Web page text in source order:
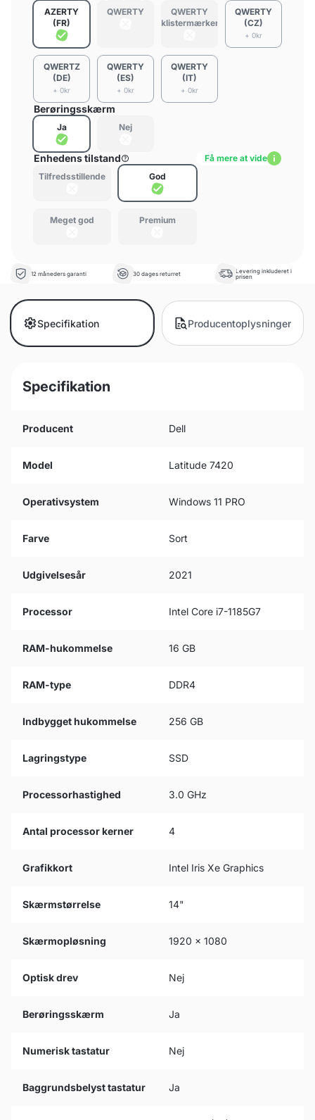
AZERTY
(FR)
QWERTY
QWERTY
(klistermærker)
QWERTY
(CZ)
+ 0kr
QWERTZ
(DE)
+ 0kr
QWERTY
(ES)
+ 0kr
QWERTY
(IT)
+ 0kr
Berøringsskærm
Ja Nej
Enhedens tilstand
Få mere at vide
Tilfredsstillende
God
Meget god Premium
12 måneders garanti 30 dages returret
Levering inkluderet i
prisen
Specifikation Producentoplysninger
Specifikation
Producent Dell
Model Latitude 7420
Operativsystem Windows 11 PRO
Farve Sort
Udgivelsesår 2021
Processor Intel Core i7-1185G7
RAM-hukommelse 16 GB
RAM-type DDR4
Indbygget hukommelse 256 GB
Lagringstype SSD
Processorhastighed 3.0 GHz
Antal processor kerner 4
Grafikkort Intel Iris Xe Graphics
Skærmstørrelse 14"
Skærmopløsning 1920 x 1080
Optisk drev Nej
Berøringsskærm Ja
Numerisk tastatur Nej
Baggrundsbelyst tastatur Ja